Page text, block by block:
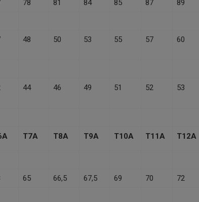
78 81 84 85 87 89
48 50 53 55 57 60
44 46 49 51 52 53
T7A T8A T9A T10A T11A T12A
65 66,5 67,5 69 70 72